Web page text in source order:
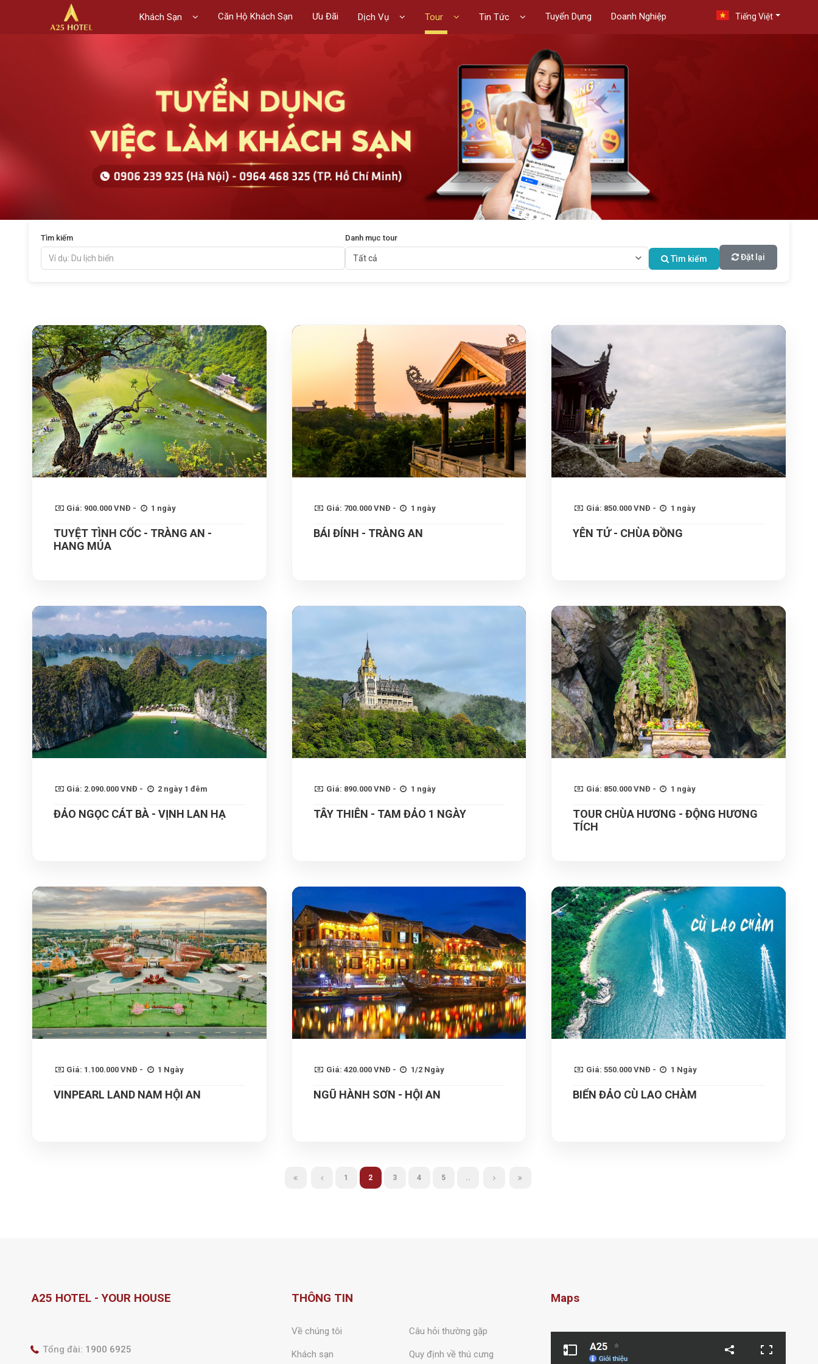
Khách Sạn Căn Hộ Khách Sạn Ưu Đãi Dịch Vụ Tour Tin Tức Tuyển Dụng Doanh Nghiệp Tiếng Việt
Tìm kiếm Danh mục tour
Tìm kiếm Đặt lại
Giá: 900.000 VNĐ - 1 ngày
TUYỆT TÌNH CỐC - TRÀNG AN -
HANG MÚA
Giá: 700.000 VNĐ - 1 ngày
BÁI ĐÍNH - TRÀNG AN
Giá: 850.000 VNĐ - 1 ngày
YÊN TỬ - CHÙA ĐỒNG
Giá: 2.090.000 VNĐ - 2 ngày 1 đêm
ĐẢO NGỌC CÁT BÀ - VỊNH LAN HẠ
Giá: 890.000 VNĐ - 1 ngày
TÂY THIÊN - TAM ĐẢO 1 NGÀY
Giá: 850.000 VNĐ - 1 ngày
TOUR CHÙA HƯƠNG - ĐỘNG HƯƠNG
TÍCH
Giá: 1.100.000 VNĐ - 1 Ngày
VINPEARL LAND NAM HỘI AN
Giá: 420.000 VNĐ - 1/2 Ngày
NGŨ HÀNH SƠN - HỘI AN
Giá: 550.000 VNĐ - 1 Ngày
BIỂN ĐẢO CÙ LAO CHÀM
1 2 3 4 5 ..
A25 HOTEL - YOUR HOUSE
Tổng đài: 1900 6925
THÔNG TIN
Về chúng tôi Câu hỏi thường gặp
Khách sạn Quy định về thú cưng
Maps